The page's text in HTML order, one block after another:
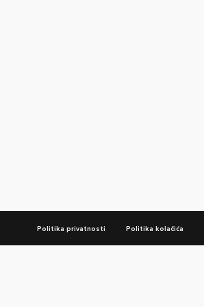
Politika privatnosti Politika kolačića